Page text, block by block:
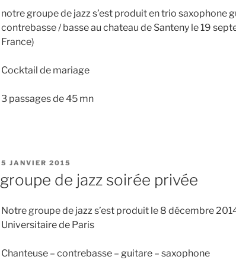
notre groupe de jazz s’est produit en trio saxophone
contrebasse / basse au chateau de Santeny le 19
France)
Cocktail de mariage
3 passages de 45 mn
PUBLIÉ
5 JANVIER 2015
groupe de jazz soirée privée
Notre groupe de jazz s’est produit le 8 décembre
Universitaire de Paris
Chanteuse – contrebasse – guitare – saxophone